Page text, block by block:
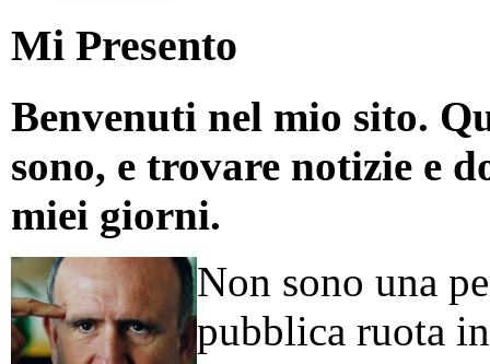
Mi Presento
Benvenuti nel mio sito.
sono, e trovare notizie e
miei giorni.
Non sono una
pubblica ruota